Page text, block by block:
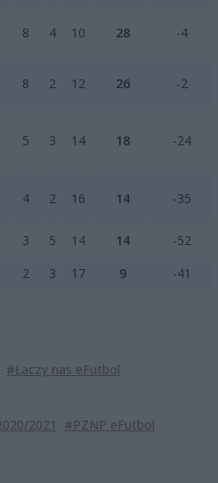
8 4 10 28 -4
8 2 12 26 -2
5 3 14 18 -24
4 2 16 14 -35
3 5 14 14
-52
2 3 17 9 -41
#Łaczy nas eFutbol
2021
#PZNP eFutbol